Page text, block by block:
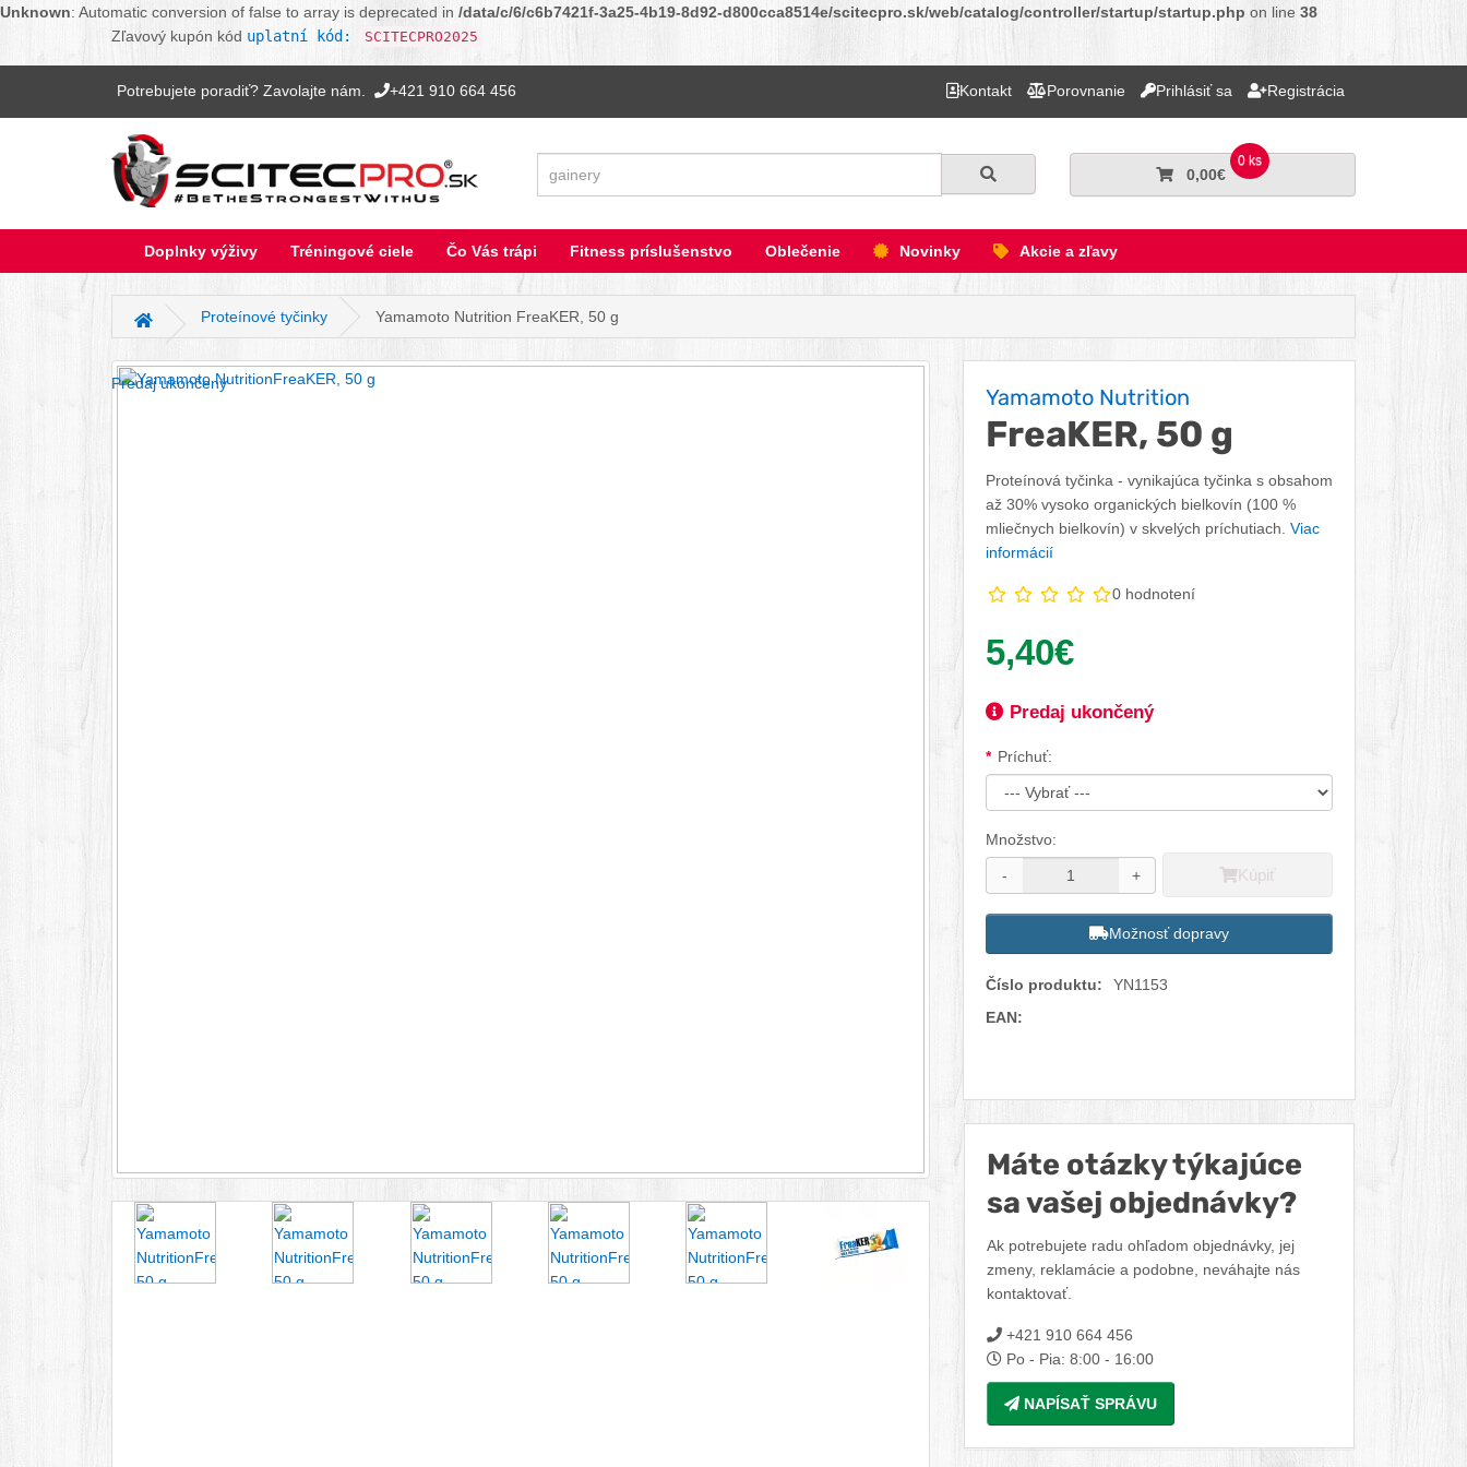
Unknown: Automatic conversion of false to array is deprecated in /data/c/6/c6b7421f-3a25-4b19-8d92-d800cca8514e/scitecpro.sk/web/catalog/controller/startup/startup.php on line 38
Zľavový kupón kód uplatní kód: SCITECPRO2025
Potrebujete poradiť? Zavolajte nám. +421 910 664 456 Kontakt Porovnanie Prihlásiť sa Registrácia
0 ks
0,00€
Doplnky výživy Tréningové ciele Čo Vás trápi Fitness príslušenstvo Oblečenie Novinky Akcie a zľavy
Hlavná stránkaProteínové tyčinky Yamamoto Nutrition FreaKER, 50 g
Yamamoto Nutrition
FreaKER, 50 g
Proteínová tyčinka - vynikajúca tyčinka s obsahom
až 30% vysoko organických bielkovín (100 %
mliečnych bielkovín) v skvelých príchutiach. Viac
informácií
0 hodnotení
5,40€
Dostupnosť:
Predaj ukončený
Dostupné možnosti
Príchuť:
Množstvo:
- + Kúpiť
Možnosť dopravy
Číslo produktu:
YN1153
EAN:
Máte otázky týkajúce
sa vašej objednávky?
Ak potrebujete radu ohľadom objednávky, jej
zmeny, reklamácie a podobne, neváhajte nás
kontaktovať.
+421 910 664 456
Po - Pia: 8:00 - 16:00
NAPÍSAŤ SPRÁVU
Predaj ukončený